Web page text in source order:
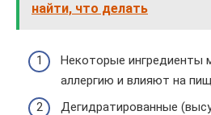
найти, что делать
Некоторые ингредиенты
аллергию и влияют на
Дегидратированные